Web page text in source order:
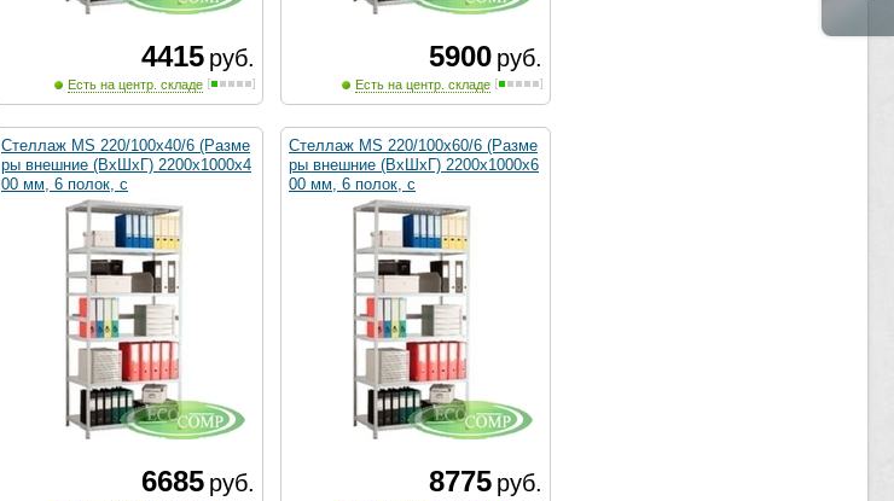
4415 руб.
Есть на центр. складе
5900 руб.
Есть на центр. складе
Стеллаж MS 220/100х40/6 (Разме
ры внешние (ВхШхГ) 2200х1000х4
00 мм, 6 полок, с
6685 руб.
Стеллаж MS 220/100х60/6 (Разме
ры внешние (ВхШхГ) 2200х1000х6
00 мм, 6 полок, с
8775 руб.